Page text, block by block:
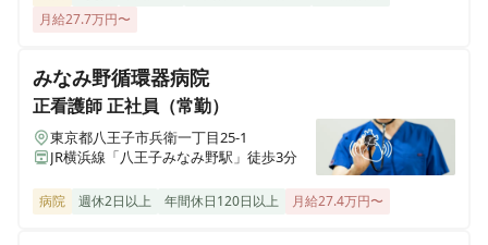
月給27.7万円〜
みなみ野循環器病院
正看護師正社員（常勤）
東京都八王子市兵衛一丁目25-1
JR横浜線「八王子みなみ野駅」徒歩3分
病院 週休2日以上 年間休日120日以上 月給27.4万円〜